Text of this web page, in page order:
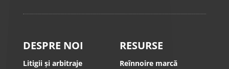
DESPRE NOI
Litigii și arbitraje
RESURSE
Reînnoire marcă